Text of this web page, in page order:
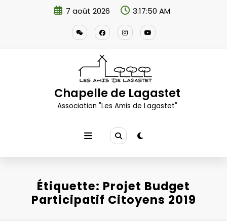
7 août 2026 3:17:50 AM
Chapelle de Lagastet
Association "Les Amis de Lagastet"
Étiquette: Projet Budget
Participatif Citoyens 2019